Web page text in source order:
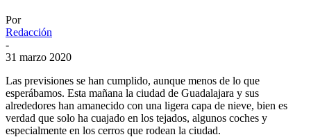
Por
Redacción
-
31 marzo 2020
Las previsiones se han cumplido, aunque menos de lo que
esperábamos. Esta mañana la ciudad de Guadalajara y sus
alrededores han amanecido con una ligera capa de nieve, bien es
verdad que solo ha cuajado en los tejados, algunos coches y
especialmente en los cerros que rodean la ciudad.